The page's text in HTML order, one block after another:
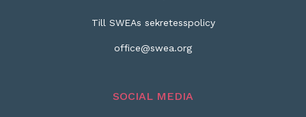
Till SWEAs sekretesspolicy
office@swea.org
SOCIAL MEDIA